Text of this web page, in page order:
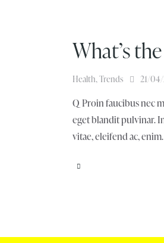
What’s
Health,Trends 21/
Q Proin faucibus nec
eget blandit pulvinar.
vitae, eleifend ac,